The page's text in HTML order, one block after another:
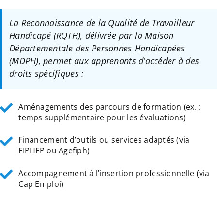
La Reconnaissance de la Qualité de Travailleur
Handicapé (RQTH), délivrée par la Maison
Départementale des Personnes Handicapées
(MDPH), permet aux apprenants d’accéder à des
droits spécifiques :
Aménagements des parcours de formation (ex. :
temps supplémentaire pour les évaluations)
Financement d’outils ou services adaptés (via
FIPHFP ou Agefiph)
Accompagnement à l’insertion professionnelle (via
Cap Emploi)